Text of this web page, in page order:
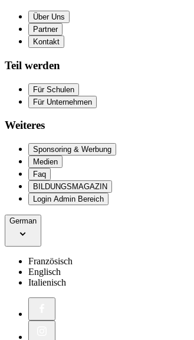
Über Uns
Partner
Kontakt
Teil werden
Für Schulen
Für Unternehmen
Weiteres
Sponsoring & Werbung
Medien
Faq
BILDUNGSMAGAZIN
Login Admin Bereich
German
Französisch
Englisch
Italienisch